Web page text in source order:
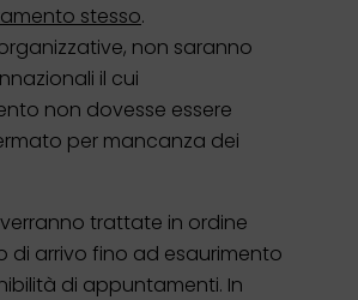
stesso.
non saranno
il cui
non dovesse essere
per mancanza dei
verranno trattate in ordine
di arrivo fino ad esaurimento
di appuntamenti. In